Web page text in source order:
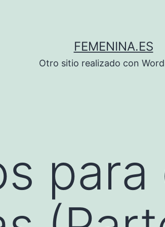
FEMENINA.ES
Otro sitio realizado con